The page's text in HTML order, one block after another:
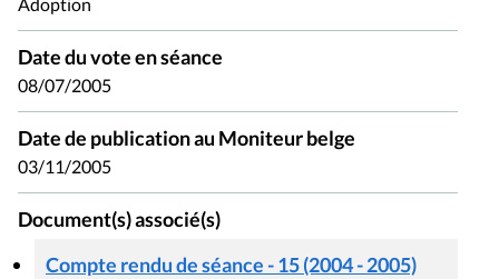
Adoption
Date du vote en séance
08/07/2005
Date de publication au Moniteur belge
03/11/2005
Document(s) associé(s)
Compte rendu de séance - 15 (2004 - 2005)